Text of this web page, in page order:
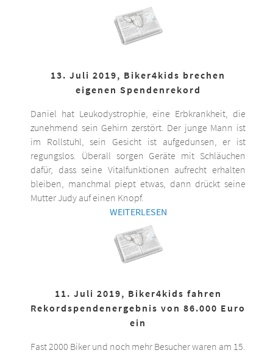
13. Juli 2019, Biker4kids brechen
eigenen Spendenrekord
Daniel hat Leukodystrophie, eine Erbkrankheit, die
zunehmend sein Gehirn zerstört. Der junge Mann ist
im Rollstuhl, sein Gesicht ist aufgedunsen, er ist
regungslos. Überall sorgen Geräte mit Schläuchen
dafür, dass seine Vitalfunktionen aufrecht erhalten
bleiben, manchmal piept etwas, dann drückt seine
Mutter Judy auf einen Knopf.
WEITERLESEN
11. Juli 2019, Biker4kids fahren
Rekordspendenergebnis von 86.000 Euro
ein
Fast 2000 Biker und noch mehr Besucher waren am 15.